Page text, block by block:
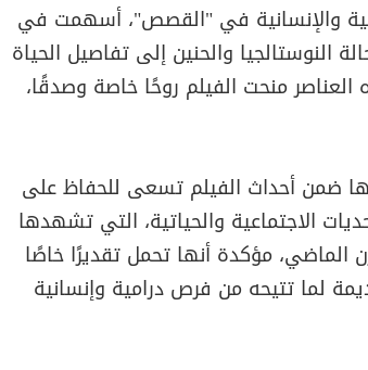
والإنسانية في "القصص"، أسهمت في
النوستالجيا والحنين إلى تفاصيل الحياة
منحت الفيلم روحًا خاصة وصدقًا،
ضمن أحداث الفيلم تسعى للحفاظ على
الاجتماعية والحياتية، التي تشهدها
الماضي، مؤكدة أنها تحمل تقديرًا خاصًا
لما تتيحه من فرص درامية وإنسانية